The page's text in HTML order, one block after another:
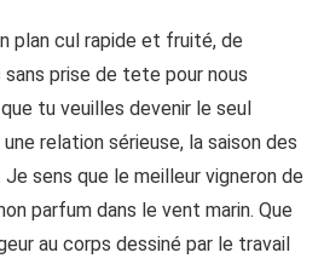
plan cul rapide et fruité, de
prise de tete pour nous
tu veuilles devenir le seul
relation sérieuse, la saison des
sens que le meilleur vigneron de
parfum dans le vent marin. Que
au corps dessiné par le travail